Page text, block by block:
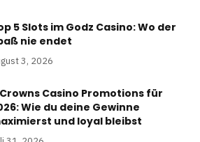
5 Slots im Godz Casino: Wo der
nie endet
3, 2026
Casino Promotions für
Wie du deine Gewinne
und loyal bleibst